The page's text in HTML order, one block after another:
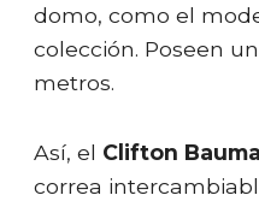
domo, como el
colección. Poseen
metros.
Así, el Clifton
correa